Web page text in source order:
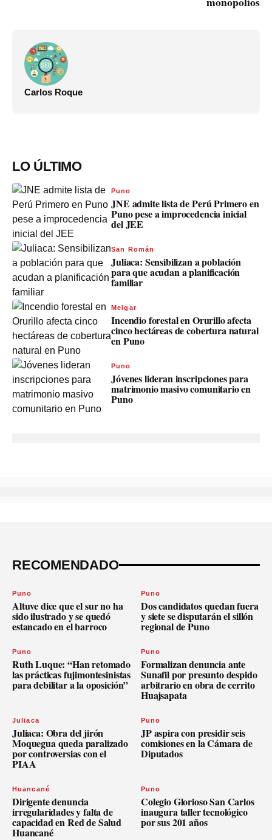
Carlos Roque
LO ÚLTIMO
Puno
JNE admite lista de Perú Primero en
Puno pese a improcedencia inicial
del JEE
San Román
Juliaca: Sensibilizan a población
para que acudan a planificación
familiar
Melgar
Incendio forestal en Orurillo afecta
cinco hectáreas de cobertura natural
en Puno
Puno
Jóvenes lideran inscripciones para
matrimonio masivo comunitario en
Puno
RECOMENDADO
Puno
Altuve dice que el sur no ha
sido ilustrado y se quedó
estancado en el barroco
Puno
Dos candidatos quedan fuera
y siete se disputarán el sillón
regional de Puno
Puno
Ruth Luque: “Han retomado
las prácticas fujimontesinistas
para debilitar a la oposición”
Puno
Formalizan denuncia ante
Sunafil por presunto despido
arbitrario en obra de cerrito
Huajsapata
Juliaca
Juliaca: Obra del jirón
Moquegua queda paralizado
por controversias con el
PIAA
Puno
JP aspira con presidir seis
comisiones en la Cámara de
Diputados
Huancané
Dirigente denuncia
irregularidades y falta de
capacidad en Red de Salud
Huancané
Puno
Colegio Glorioso San Carlos
inaugura taller tecnológico
por sus 201 años